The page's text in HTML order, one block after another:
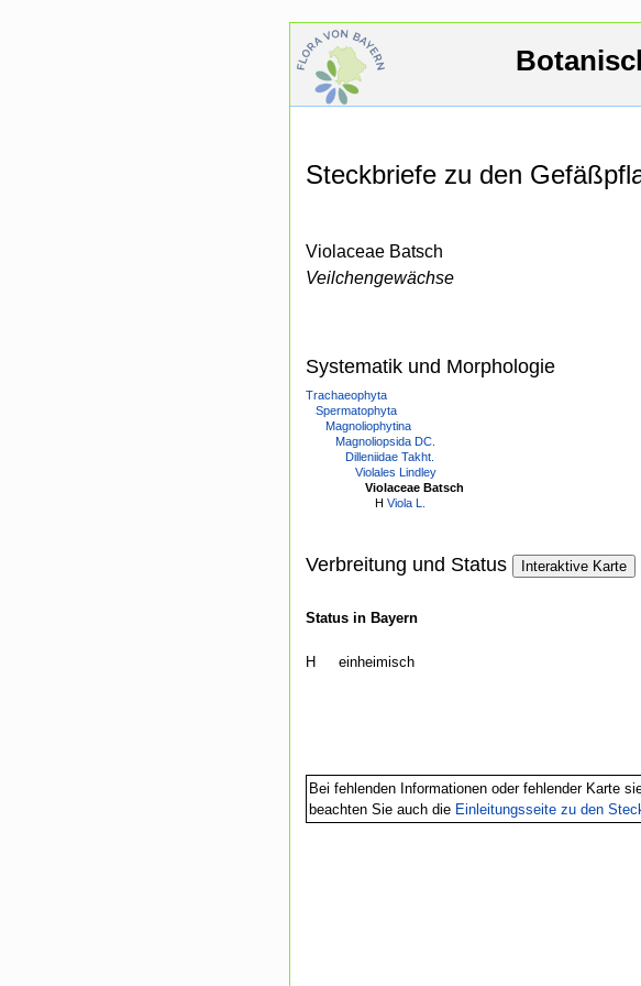
Steckbriefe zu den
Violaceae Batsch
Veilchengewächse
Systematik und Morphologie
Trachaeophyta
Spermatophyta
Magnoliophytina
Magnoliopsida DC.
Dilleniidae Takht.
Violales Lindley
Violaceae Batsch
H Viola L.
Verbreitung und Status Interaktive Karte
Status in Bayern
H einheimisch
Bei fehlenden Informationen oder fehlender Karte
beachten Sie auch die Einleitungsseite zu den